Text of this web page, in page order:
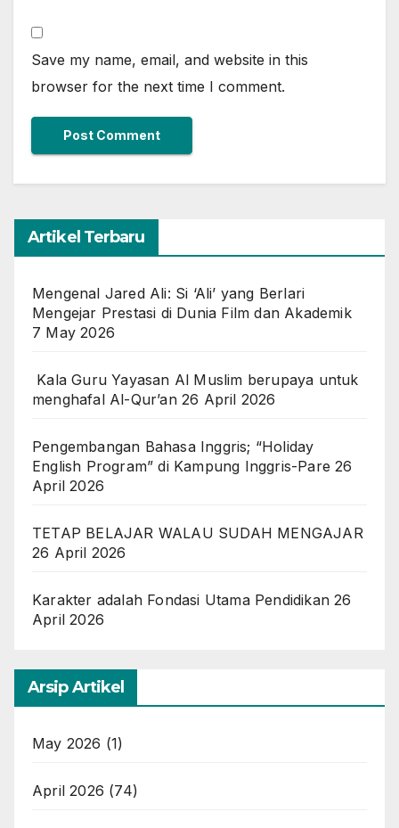
Save my name, email, and website in this
browser for the next time I comment.
Artikel Terbaru
Mengenal Jared Ali: Si ‘Ali’ yang Berlari
Mengejar Prestasi di Dunia Film dan Akademik
7 May 2026
Kala Guru Yayasan Al Muslim berupaya untuk
menghafal Al-Qur’an 26 April 2026
Pengembangan Bahasa Inggris; “Holiday
English Program” di Kampung Inggris-Pare 26
April 2026
TETAP BELAJAR WALAU SUDAH MENGAJAR
26 April 2026
Karakter adalah Fondasi Utama Pendidikan 26
April 2026
Arsip Artikel
May 2026 (1)
April 2026 (74)